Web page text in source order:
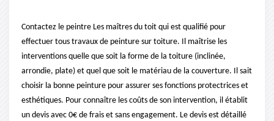
Contactez le peintre Les maîtres du toit qui est qualifié pour
effectuer tous travaux de peinture sur toiture. Il maîtrise les
interventions quelle que soit la forme de la toiture (inclinée,
arrondie, plate) et quel que soit le matériau de la couverture. Il sait
choisir la bonne peinture pour assurer ses fonctions protectrices et
esthétiques. Pour connaître les coûts de son intervention, il établit
un devis avec 0€ de frais et sans engagement. Le devis est détaillé